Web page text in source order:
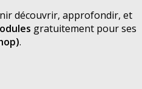
découvrir, approfondir, et
gratuitement pour ses
.